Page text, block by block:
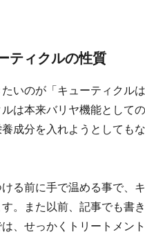
ティクルの性質
いのが「キューティクル
は本来バリヤ機能として
成分を入れようとしても
る前に手で温める事で、
。また以前、記事でも書
、せっかくトリートメン